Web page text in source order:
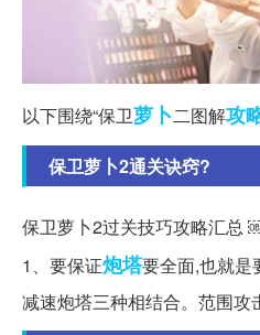
以下围绕“保卫萝卜二图解攻
保卫萝卜2通关诀窍?
保卫萝卜2过关技巧攻略汇总
1、要保证炮塔要全面,也就是
减速炮塔三种相结合。范围攻